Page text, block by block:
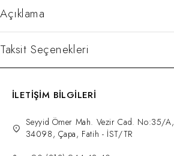
Açıklama
Taksit Seçenekleri
İLETİŞİM BİLGİLERİ
Seyyid Ömer Mah. Vezir Cad. No:35/A,
34098, Çapa, Fatih - İST/TR